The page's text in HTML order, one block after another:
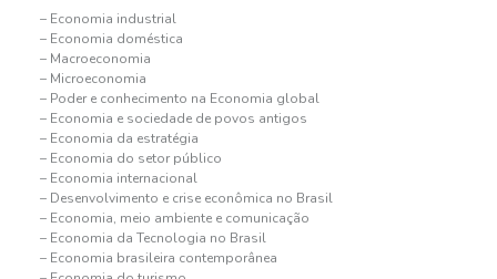
– Economia industrial
– Economia doméstica
– Macroeconomia
– Microeconomia
– Poder e conhecimento na Economia global
– Economia e sociedade de povos antigos
– Economia da estratégia
– Economia do setor público
– Economia internacional
– Desenvolvimento e crise econômica no Brasil
– Economia, meio ambiente e comunicação
– Economia da Tecnologia no Brasil
– Economia brasileira contemporânea